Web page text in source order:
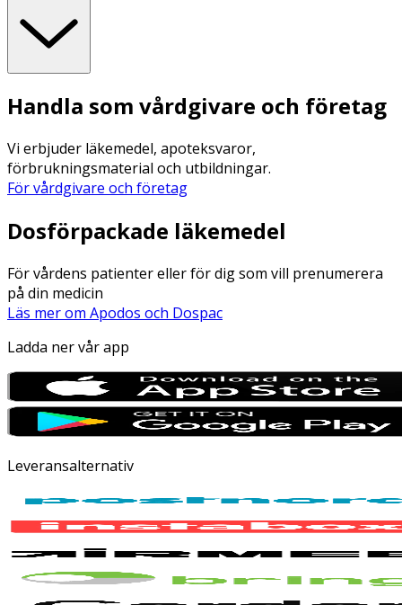
Handla som vårdgivare och företag
Vi erbjuder läkemedel, apoteksvaror,
förbrukningsmaterial och utbildningar.
För vårdgivare och företag
Dosförpackade läkemedel
För vårdens patienter eller för dig som vill prenumerera
på din medicin
Läs mer om Apodos och Dospac
Ladda ner vår app
Leveransalternativ